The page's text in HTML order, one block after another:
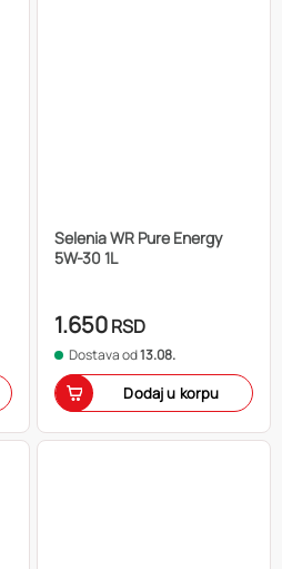
Selenia WR Pure Energy
5W-30 1L
1.650RSD
Dostava od13.08.
Dodaj u korpu